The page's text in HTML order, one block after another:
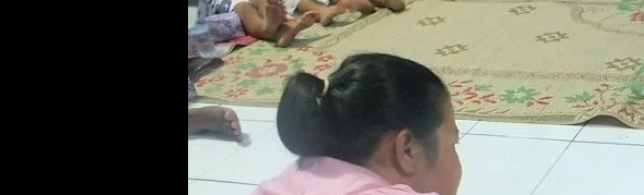
關於M+藏品
探索世界頂級的二十及二十
一世紀視覺文化藏品。